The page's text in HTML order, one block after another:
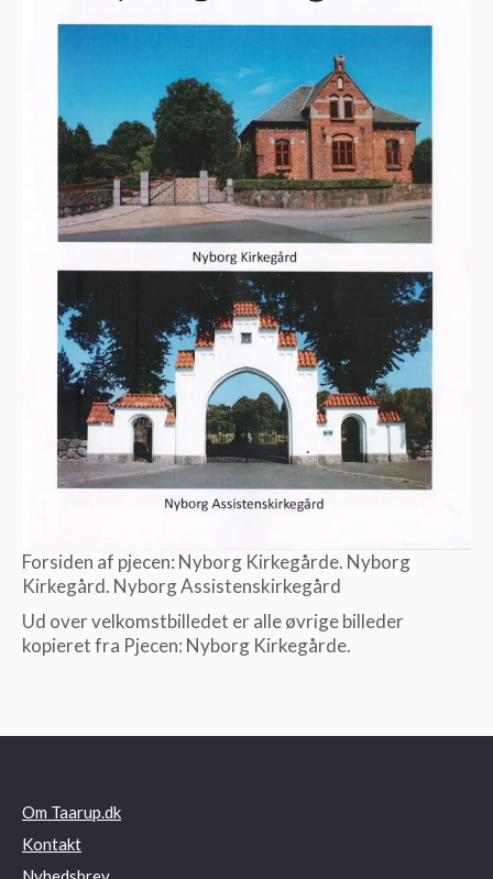
Forsiden af pjecen: Nyborg Kirkegårde. Nyborg
Kirkegård. Nyborg Assistenskirkegård
Ud over velkomstbilledet er alle øvrige billeder
kopieret fra Pjecen: Nyborg Kirkegårde.
Om Taarup.dk
Kontakt